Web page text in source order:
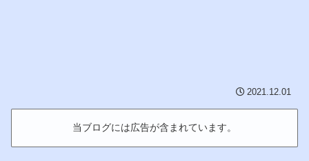
2021.12.01
当ブログには広告が含まれています。